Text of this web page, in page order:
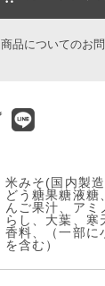
商品についてのお
米みそ(国内製
どう糖果糖液糖
んご果汁、アミ
らし、大葉、寒
香料、（一部に
を含む）